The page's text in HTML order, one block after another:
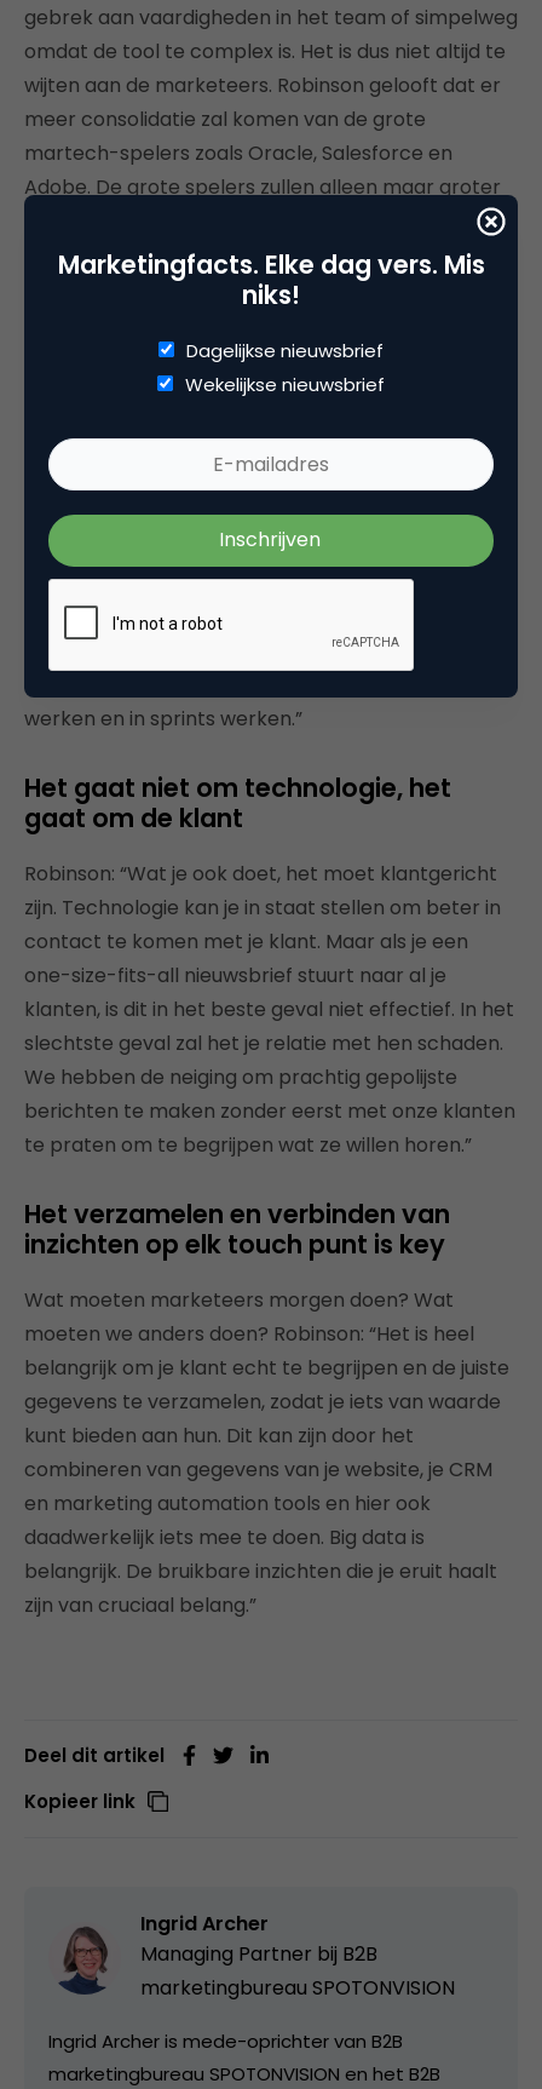
gebrek aan vaardigheden in het team of simpelweg
omdat de tool te complex is. Het is dus niet altijd te
wijten aan de marketeers. Robinson gelooft dat er
meer consolidatie zal komen van de grote
martech-spelers zoals Oracle, Salesforce en
Adobe. De grote spelers zullen alleen maar groter
Over marketing en leiderschap
“Een ding dat mij op dit moment opvalt rondom
marketingleiderschap, is de rol die marketing kan
Marketingleiders moeten hiervoor open staan. En
als ze zelf niet de experts zijn (bijvoorbeeld op het
gebied van data en technologie), moeten ze hun
manier van recruitment veranderen. We zullen ons
ook moeten aanpassen aan een nieuwe manier van
werken. We kunnen niet langer een jaarplan
opstellen en dit gewoon uitvoeren. We moeten
sneller zijn, we moeten testen en leren, agile
werken en in sprints werken.”
Het gaat niet om technologie, het
gaat om de klant
Robinson: “Wat je ook doet, het moet klantgericht
zijn. Technologie kan je in staat stellen om beter in
contact te komen met je klant. Maar als je een
one-size-fits-all nieuwsbrief stuurt naar al je
klanten, is dit in het beste geval niet effectief. In het
slechtste geval zal het je relatie met hen schaden.
We hebben de neiging om prachtig gepolijste
berichten te maken zonder eerst met onze klanten
te praten om te begrijpen wat ze willen horen.”
Het verzamelen en verbinden van
inzichten op elk touch punt is key
Wat moeten marketeers morgen doen? Wat
moeten we anders doen? Robinson: “Het is heel
belangrijk om je klant echt te begrijpen en de juiste
gegevens te verzamelen, zodat je iets van waarde
kunt bieden aan hun. Dit kan zijn door het
combineren van gegevens van je website, je CRM
en marketing automation tools en hier ook
daadwerkelijk iets mee te doen. Big data is
belangrijk. De bruikbare inzichten die je eruit haalt
zijn van cruciaal belang.”
Deel dit artikel
Kopieer link
Ingrid Archer
Managing Partner bij B2B
marketingbureau SPOTONVISION
Ingrid Archer is mede-oprichter van B2B
marketingbureau SPOTONVISION en het B2B
Marketingfacts. Elke dag vers. Mis
niks!
Dagelijkse nieuwsbrief
Wekelijkse nieuwsbrief